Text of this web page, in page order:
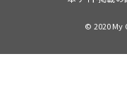
© 2020 My